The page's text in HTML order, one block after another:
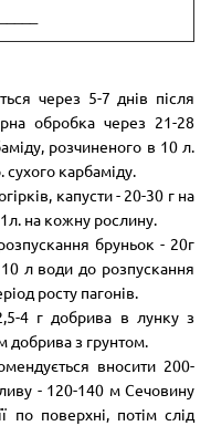
через 5-7 днів після
обробка через 21-28
розчиненого в 10 л.
карбаміду.
капусти - 20-30 г на
на кожну рослину.
бруньок - 20г
л води до розпускання
росту пагонів.
4 г добрива в лунку з
з грунтом.
вносити 200-
- 120-140 м Сечовину
по поверхні, потім слід